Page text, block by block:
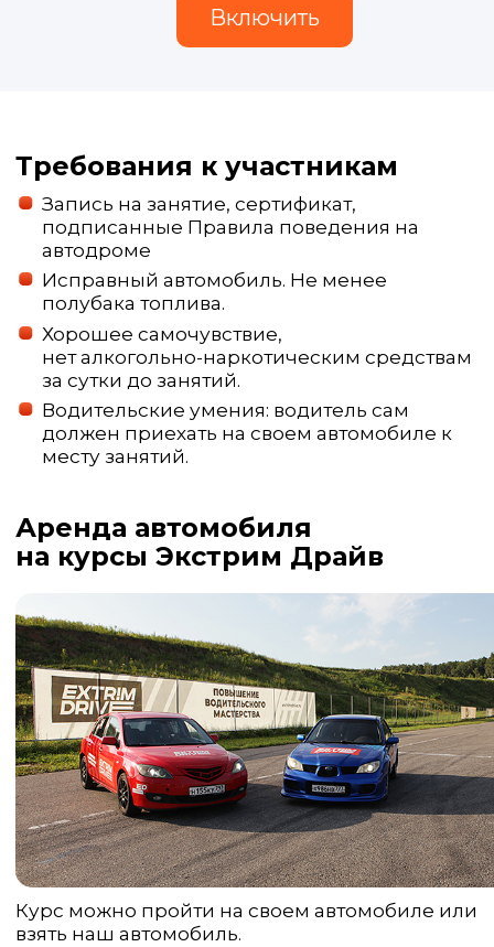
Требования к участникам
Запись на занятие, сертификат,
подписанные Правила поведения на
автодроме
Исправный автомобиль. Не менее
полубака топлива.
Хорошее самочувствие,
нет алкогольно-наркотическим средствам
за сутки до занятий.
Водительские умения: водитель сам
должен приехать на своем автомобиле к
месту занятий.
Аренда автомобиля
на курсы Экстрим Драйв
Курс можно пройти на своем автомобиле или
взять наш автомобиль.